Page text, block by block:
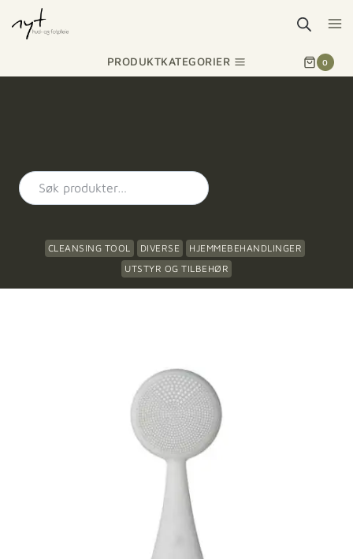
PRODUKTKATEGORIER 0
CLEANSING TOOL DIVERSE
HJEMMEBEHANDLINGER
UTSTYR OG TILBEHØR